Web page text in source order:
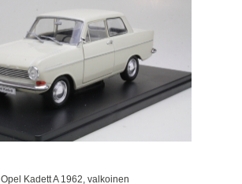
Opel Kadett A 1962, valkoinen